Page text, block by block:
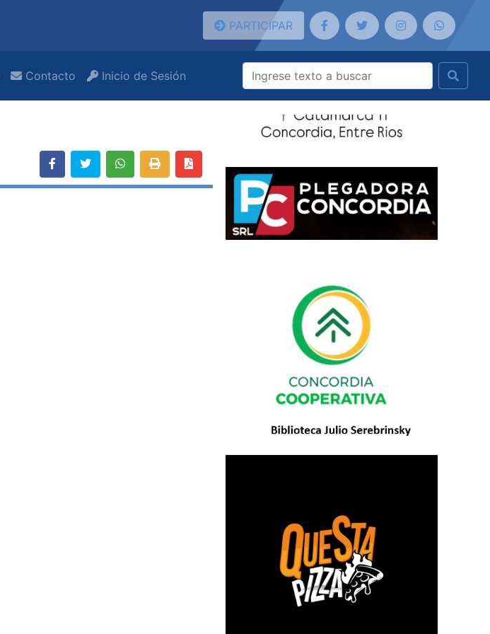
PARTICIPAR
Contacto Inicio de Sesión